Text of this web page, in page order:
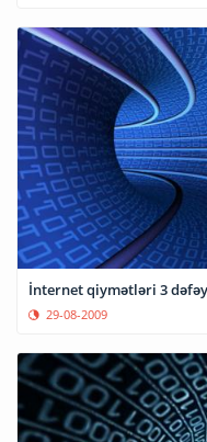
İnternet qiymətləri 3
29-08-2009